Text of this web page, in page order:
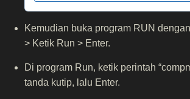
Kemudian buka program RUN
> Ketik Run > Enter.
Di program Run, ketik perintah
tanda kutip, lalu Enter.